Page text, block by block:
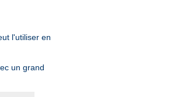
l'utiliser en
un grand